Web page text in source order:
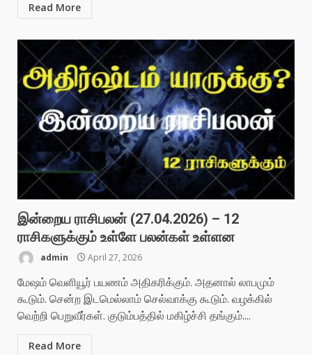
Read More
இன்றைய ராசிபலன் (27.04.2026) – 12
ராசிகளுக்கும் உள்ளே பலன்கள் உள்ளன
admin April 27, 2026
மேஷம் வெளியூர் பயணம் அதிகரிக்கும். அதனால் லாபமும்
கூடும். சென்ற இடமெல்லாம் செல்வாக்கு கூடும். வழக்கில்
வெற்றி பெறுவீர்கள். குடும்பத்தில் மகிழ்ச்சி தங்கும்....
Read More